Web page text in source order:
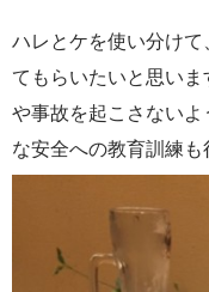
ハレとケを使い分け
てもらいたいと思い
や事故を起こさない
な安全への教育訓練も